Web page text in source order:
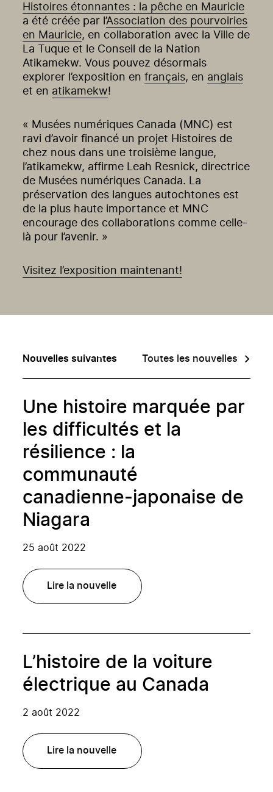
Histoires étonnantes : la pêche en Mauricie
a été créée par l’Association des pourvoiries
en Mauricie, en collaboration avec la Ville de
La Tuque et le Conseil de la Nation
Atikamekw. Vous pouvez désormais
explorer l’exposition enfrançais, en anglais
et en atikamekw!
« Musées numériques Canada (MNC) est
ravi d’avoir financé un projet Histoires de
chez nous dans une troisième langue,
l’atikamekw, affirme Leah Resnick, directrice
de Musées numériques Canada. La
préservation des langues autochtones est
de la plus haute importance et MNC
encourage des collaborations comme celle-
là pour l’avenir. »
Visitez l’exposition maintenant!
Nouvelles suivantes Toutes les nouvelles
Une histoire marquée par
les difficultés et la
résilience : la
communauté
canadienne-japonaise de
Niagara
25 août 2022
Lire la nouvelle
L’histoire de la voiture
électrique au Canada
2 août 2022
Lire la nouvelle